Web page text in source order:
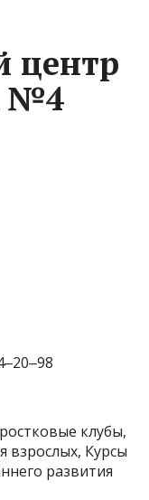
центр
№4
клубы,
взрослых, Курсы
развития